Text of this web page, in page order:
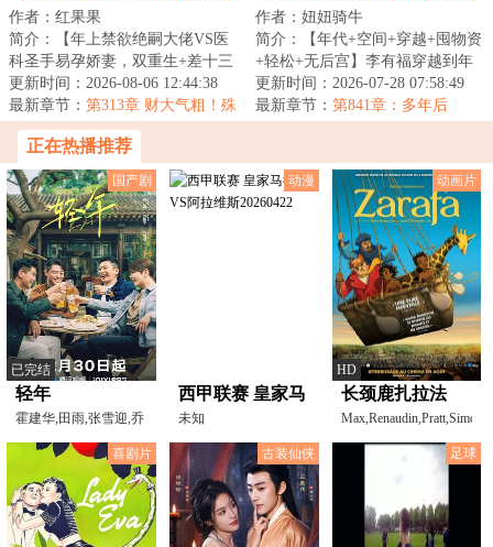
他悔疯了
作者：红果果
简介：【年上禁欲绝嗣大佬VS医
科圣手易孕娇妻，双重生+差十三
岁+打脸虐渣+渣夫火葬场】
&lt;br/&gt; 苏婉...
更新时间：2026-08-06 12:44:38
最新章节： 第313章 财大气粗！殊
不知是圈套
吃肉
作者：妞妞骑牛
简介：【年代+空间+穿越+囤物资
+轻松+无后宫】李有福穿越到年
灾荒年，一个和他同名同姓的男
人身上，并且...
更新时间：2026-07-28 07:58:49
最新章节： 第841章：多年后
正在热播推荐
国产剧
已完结
轻年
霍建华,田雨,张雪迎,乔
振宇,刘端端,隋俊波,
动漫
西甲联赛 皇家马
德里VS阿拉维斯
20260422
未知
动画片
HD
长颈鹿扎拉法
o
喜剧片
古装仙侠 足球